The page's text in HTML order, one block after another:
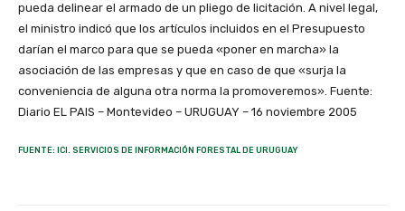
pueda delinear el armado de un pliego de licitación. A nivel legal,
el ministro indicó que los artículos incluidos en el Presupuesto
darían el marco para que se pueda «poner en marcha» la
asociación de las empresas y que en caso de que «surja la
conveniencia de alguna otra norma la promoveremos». Fuente:
Diario EL PAIS – Montevideo – URUGUAY – 16 noviembre 2005
FUENTE: ICI. SERVICIOS DE INFORMACIÓN FORESTAL DE URUGUAY